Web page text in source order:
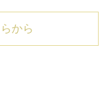
から